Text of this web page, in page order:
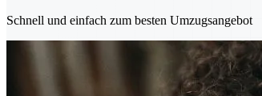
Schnell und einfach zum besten Umzugsangebot